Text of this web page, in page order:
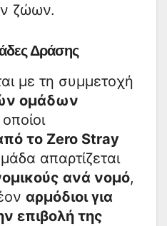
ζώων.
Δράσης
με τη συμμετοχή
ομάδων
οποίοι
το Zero Stray
απαρτίζεται
ανά νομό,
αρμόδιοι για
επιβολή της